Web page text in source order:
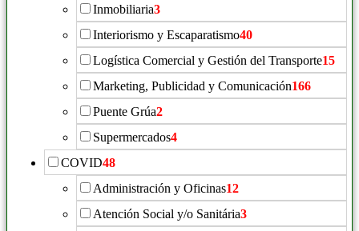
Inmobiliaria3
Interiorismo y Escaparatismo40
Logística Comercial y Gestión del Transporte15
Marketing, Publicidad y Comunicación166
Puente Grúa2
Supermercados4
COVID48
Administración y Oficinas12
Atención Social y/o Sanitária3